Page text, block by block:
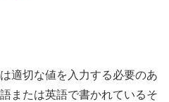
適切な値を入力する必要のあ
または英語で書かれているそ